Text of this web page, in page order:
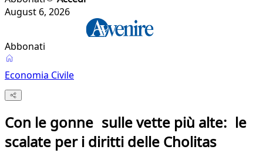
August 6, 2026
Abbonati
Economia Civile
Con le gonne sulle vette più alte: le
scalate per i diritti delle Cholitas